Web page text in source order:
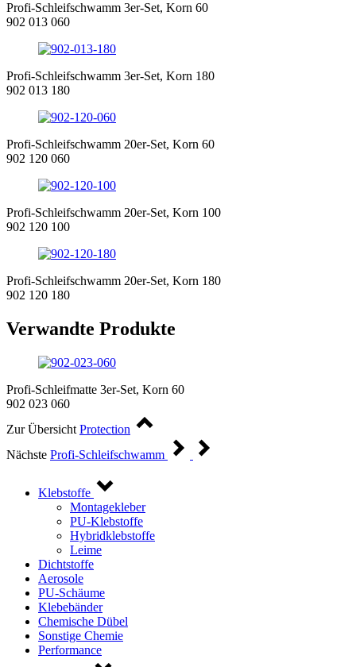
Profi-Schleifschwamm 3er-Set, Korn 60
902 013 060
Profi-Schleifschwamm 3er-Set, Korn 180
902 013 180
Profi-Schleifschwamm 20er-Set, Korn 60
902 120 060
Profi-Schleifschwamm 20er-Set, Korn 100
902 120 100
Profi-Schleifschwamm 20er-Set, Korn 180
902 120 180
Verwandte Produkte
Profi-Schleifmatte 3er-Set, Korn 60
902 023 060
Zur Übersicht Protection
Nächste Profi-Schleifschwamm
Klebstoffe
Montagekleber
PU-Klebstoffe
Hybridklebstoffe
Leime
Dichtstoffe
Aerosole
PU-Schäume
Klebebänder
Chemische Dübel
Sonstige Chemie
Performance